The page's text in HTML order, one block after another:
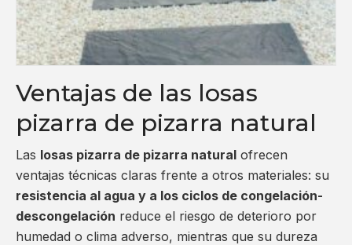
Ventajas de las losas
pizarra de pizarra natural
Las losas pizarra de pizarra natural ofrecen
ventajas técnicas claras frente a otros materiales: su
resistencia al agua y a los ciclos de congelación-
descongelación reduce el riesgo de deterioro por
humedad o clima adverso, mientras que su dureza